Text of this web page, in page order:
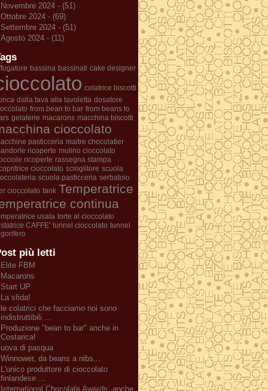
Novembre 2024 - (51)
Ottobre 2024 - (69)
Settembre 2024 - (51)
Agosto 2024 - (11)
bassina bassinati cake designer
colatrice biscotti
dalla fava alla tavoletta dosatore
from bean to bar from beans to
gelaterie macarons macchina biscotti
cioccolato
pasticceria maitre chocolatier
ricoperte mulino cioccolato
ricoperte rassegna stampa
cioccolato scioglitore scuola
scuola pasticceria serbatoio
cioccolato tank Temperatrice
continua
usata torte al cioccolato
CAFFE' tunnel cioccolato tunnel
più letti
Elite FBM
Macarons
Start UP
La sfida!
le colatrici che facciamo noi sono
indistruttibili ...
Produzione "bean to bar" anche in
Costarica!
uova di pasqua
Winnower, da beans a nibs...
L'unico produttore di cioccolato
finlandese ...
International Chocolate Awards: anche